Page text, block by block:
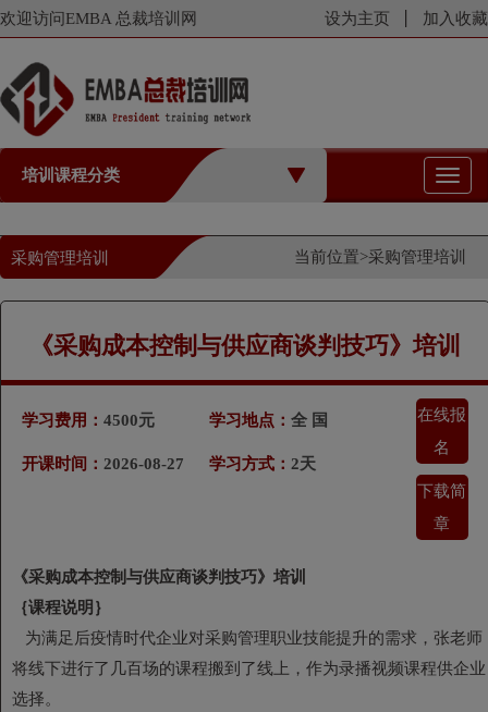
欢迎访问EMBA 总裁培训网 设为主页 加入收藏
培训课程分类
切
换
航
采购管理培训 当前位置>采购管理培训
《采购成本控制与供应商谈判技巧》培训
学习费用：4500元
开课时间： 2026-08-27
学习地点： 全 国
学习方式： 2天
在线报
名
下载简
章
《采购成本控制与供应商谈判技巧》培训
｛课程说明｝
为满足后疫情时代企业对采购管理职业技能提升的需求，张老师
将线下进行了几百场的课程搬到了线上，作为录播视频课程供企业
选择。